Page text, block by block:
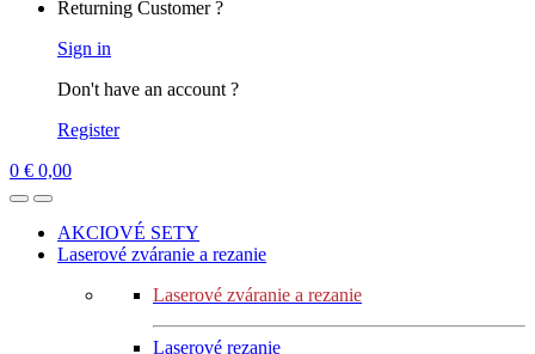
Returning Customer ?
Sign in
Don't have an account ?
Register
0 € 0,00
AKCIOVÉ SETY
Laserové zváranie a rezanie
Laserové zváranie a rezanie
Laserové rezanie